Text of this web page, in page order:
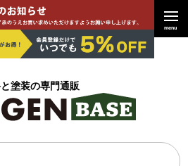
塗装の専門通販
menu